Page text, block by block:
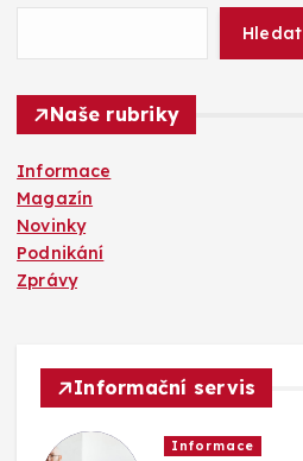
Hledat
Naše rubriky
Informace
Magazín
Novinky
Podnikání
Zprávy
Informační servis
Informace